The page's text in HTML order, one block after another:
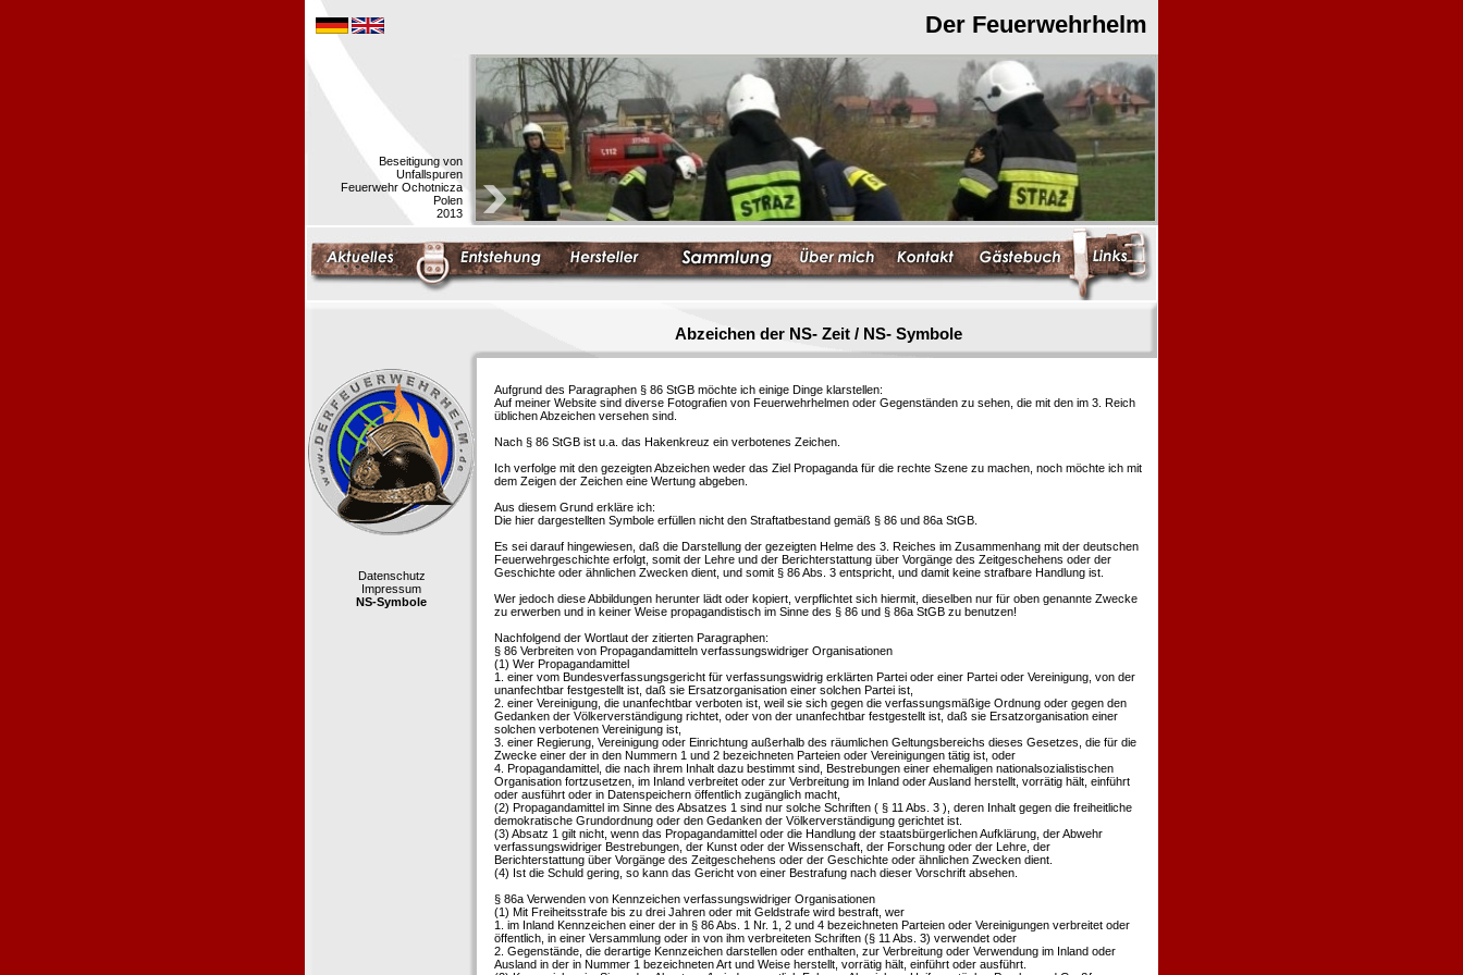
Der Feuerwehrhelm
Beseitigung von
Unfallspuren
Feuerwehr Ochotnicza
Polen
2013
Abzeichen der NS- Zeit / NS- Symbole
Datenschutz
Impressum
NS-Symbole
Aufgrund des Paragraphen § 86 StGB möchte ich einige Dinge klarstellen:
Auf meiner Website sind diverse Fotografien von Feuerwehrhelmen oder Gegenständen zu sehen, die mit den im 3. Reich
üblichen Abzeichen versehen sind.
Nach § 86 StGB ist u.a. das Hakenkreuz ein verbotenes Zeichen.
Ich verfolge mit den gezeigten Abzeichen weder das Ziel Propaganda für die rechte Szene zu machen, noch möchte ich mit
dem Zeigen der Zeichen eine Wertung abgeben.
Aus diesem Grund erkläre ich:
Die hier dargestellten Symbole erfüllen nicht den Straftatbestand gemäß § 86 und 86a StGB.
Es sei darauf hingewiesen, daß die Darstellung der gezeigten Helme des 3. Reiches im Zusammenhang mit der deutschen
Feuerwehrgeschichte erfolgt, somit der Lehre und der Berichterstattung über Vorgänge des Zeitgeschehens oder der
Geschichte oder ähnlichen Zwecken dient, und somit § 86 Abs. 3 entspricht, und damit keine strafbare Handlung ist.
Wer jedoch diese Abbildungen herunter lädt oder kopiert, verpflichtet sich hiermit, dieselben nur für oben genannte Zwecke
zu erwerben und in keiner Weise propagandistisch im Sinne des § 86 und § 86a StGB zu benutzen!
Nachfolgend der Wortlaut der zitierten Paragraphen:
§ 86 Verbreiten von Propagandamitteln verfassungswidriger Organisationen
(1) Wer Propagandamittel
1. einer vom Bundesverfassungsgericht für verfassungswidrig erklärten Partei oder einer Partei oder Vereinigung, von der
unanfechtbar festgestellt ist, daß sie Ersatzorganisation einer solchen Partei ist,
2. einer Vereinigung, die unanfechtbar verboten ist, weil sie sich gegen die verfassungsmäßige Ordnung oder gegen den
Gedanken der Völkerverständigung richtet, oder von der unanfechtbar festgestellt ist, daß sie Ersatzorganisation einer
solchen verbotenen Vereinigung ist,
3. einer Regierung, Vereinigung oder Einrichtung außerhalb des räumlichen Geltungsbereichs dieses Gesetzes, die für die
Zwecke einer der in den Nummern 1 und 2 bezeichneten Parteien oder Vereinigungen tätig ist, oder
4. Propagandamittel, die nach ihrem Inhalt dazu bestimmt sind, Bestrebungen einer ehemaligen nationalsozialistischen
Organisation fortzusetzen, im Inland verbreitet oder zur Verbreitung im Inland oder Ausland herstellt, vorrätig hält, einführt
oder ausführt oder in Datenspeichern öffentlich zugänglich macht,
(2) Propagandamittel im Sinne des Absatzes 1 sind nur solche Schriften ( § 11 Abs. 3 ), deren Inhalt gegen die freiheitliche
demokratische Grundordnung oder den Gedanken der Völkerverständigung gerichtet ist.
(3) Absatz 1 gilt nicht, wenn das Propagandamittel oder die Handlung der staatsbürgerlichen Aufklärung, der Abwehr
verfassungswidriger Bestrebungen, der Kunst oder der Wissenschaft, der Forschung oder der Lehre, der
Berichterstattung über Vorgänge des Zeitgeschehens oder der Geschichte oder ähnlichen Zwecken dient.
(4) Ist die Schuld gering, so kann das Gericht von einer Bestrafung nach dieser Vorschrift absehen.
§ 86a Verwenden von Kennzeichen verfassungswidriger Organisationen
(1) Mit Freiheitsstrafe bis zu drei Jahren oder mit Geldstrafe wird bestraft, wer
1. im Inland Kennzeichen einer der in § 86 Abs. 1 Nr. 1, 2 und 4 bezeichneten Parteien oder Vereinigungen verbreitet oder
öffentlich, in einer Versammlung oder in von ihm verbreiteten Schriften (§ 11 Abs. 3) verwendet oder
2. Gegenstände, die derartige Kennzeichen darstellen oder enthalten, zur Verbreitung oder Verwendung im Inland oder
Ausland in der in Nummer 1 bezeichneten Art und Weise herstellt, vorrätig hält, einführt oder ausführt.